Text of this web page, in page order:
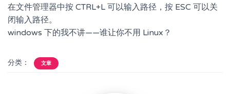
在文件管理器中按 CTRL+L 可以输入路径，按 ESC 可以关
闭输入路径。
windows 下的我不讲——谁让你不用 Linux？
分类： 文章